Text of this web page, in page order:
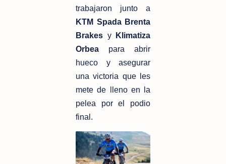
KTM Spada Brenta
Brakes y
Klimatiza
Orbea para abrir
hueco y asegurar
una victoria que les
mete de lleno en la
pelea por el podio
final.